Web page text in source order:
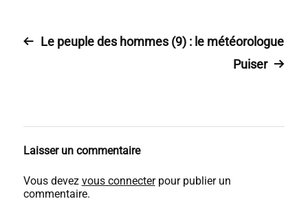
Le peuple des hommes (9) : le météorologue
Puiser
Laisser un commentaire
Vous devez vous connecterpour publier un
commentaire.